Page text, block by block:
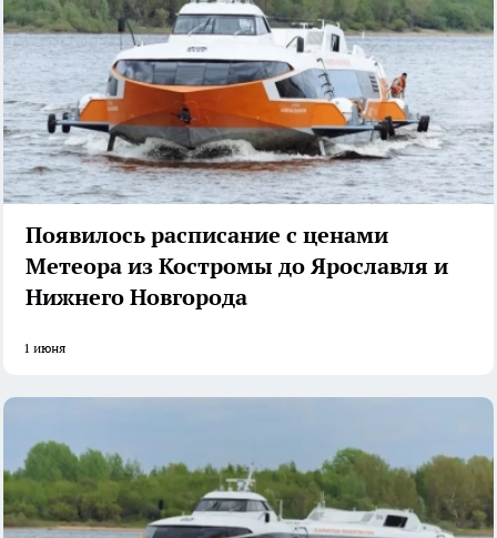
Появилось расписание с ценами
Метеора из Костромы до Ярославля и
Нижнего Новгорода
1 июня